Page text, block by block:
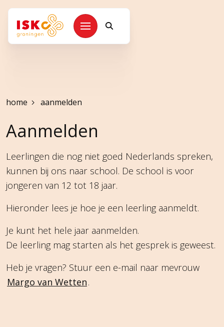
Kruimelpad
home aanmelden
Aanmelden
Leerlingen die nog niet goed Nederlands spreken,
kunnen bij ons naar school. De school is voor
jongeren van 12 tot 18 jaar.
Hieronder lees je hoe je een leerling aanmeldt.
Je kunt het hele jaar aanmelden.
De leerling mag starten als het gesprek is geweest.
Heb je vragen? Stuur een e-mail naar mevrouw
Margo van Wetten.